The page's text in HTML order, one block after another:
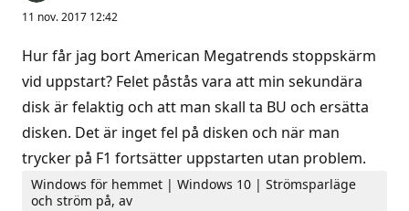
11 nov. 2017 12:42
Hur får jag bort American Megatrends stoppskärm
vid uppstart? Felet påstås vara att min sekundära
disk är felaktig och att man skall ta BU och ersätta
disken. Det är inget fel på disken och när man
trycker på F1 fortsätter uppstarten utan problem.
Windows för hemmet | Windows 10 | Strömsparläge
och ström på, av